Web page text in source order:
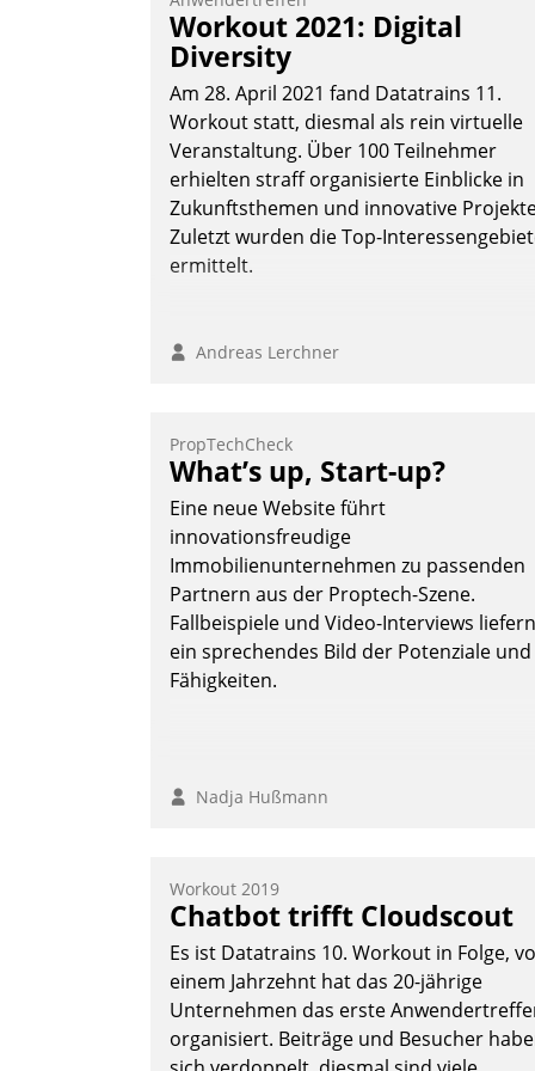
Vernetzungsideen fürs Quartier.
Dazwischen zeigte Datatrain, was es
Neues zu bieten hat.
Nadja Hußmann
Workout 2021: Digital
Diversity
Am 28. April 2021 fand Datatrains 11.
Workout statt, diesmal als rein virtuelle
Veranstaltung. Über 100 Teilnehmer
erhielten straff organisierte Einblicke in
Zukunftsthemen und innovative
Zuletzt wurden die Top-
ermittelt.
Andreas Lerchner
PropTechCheck
What’s up, Start-up?
Eine neue Website führt
innovationsfreudige
Immobilienunternehmen zu passenden
Partnern aus der Proptech-Szene.
Fallbeispiele und Video-Interviews liefern
ein sprechendes Bild der Potenziale und
Fähigkeiten.
Nadja Hußmann
Workout 2019
Chatbot trifft Cloudscout
Es ist Datatrains 10. Workout in Folge,
einem Jahrzehnt hat das 20-jährige
Unternehmen das erste
organisiert. Beiträge und Besucher